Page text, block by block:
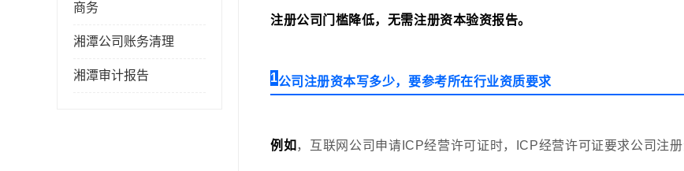
商务
湘潭公司账务清理
湘潭审计报告
注册公司门槛降低，无需注册资本验资报告。
1公司注册资本写多少，要参考所在行业资质要求
例如 ，互联网公司申请ICP经营许可证时，ICP经营许可证要求公司注